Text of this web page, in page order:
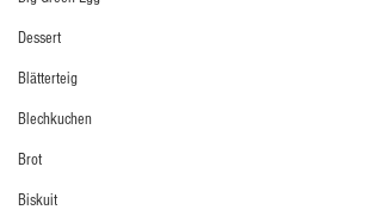
Dessert
Blätterteig
Blechkuchen
Brot
Biskuit